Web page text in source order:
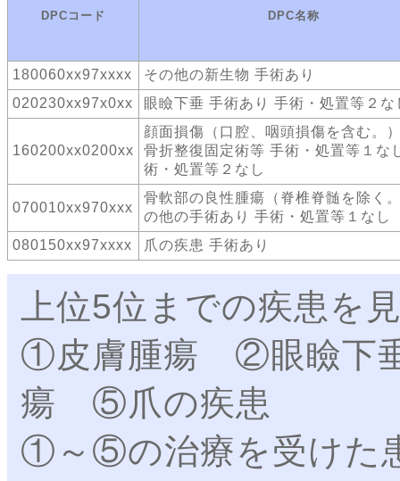
DPCコード DPC名称
180060xx97xxxx
その他の新生物 手術あり
020230xx97x0xx
眼瞼下垂 手術あり 手術・処置等２な
160200xx0200xx
顔面損傷（口腔、咽頭損傷を含む。
骨折整復固定術等 手術・処置等１な
術・処置等２なし
070010xx970xxx
骨軟部の良性腫瘍（脊椎脊髄を除く
の他の手術あり 手術・処置等１なし
080150xx97xxxx
爪の疾患 手術あり
上位5位までの疾患を
①皮膚腫瘍 ②眼瞼下
瘍 ⑤爪の疾患
①～⑤の治療を受けた